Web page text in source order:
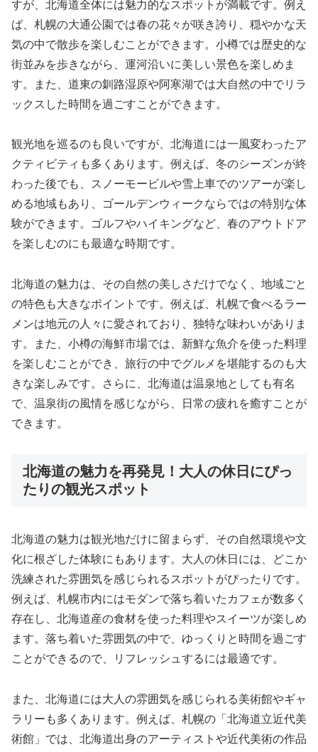
すが、北海道全体には魅力的なスポットが満載です。例え
ば、札幌の大通公園では春の花々が咲き誇り、穏やかな天
気の中で散歩を楽しむことができます。小樽では歴史的な
街並みを歩きながら、運河沿いに美しい景色を楽しめま
す。また、道東の釧路湿原や阿寒湖では大自然の中でリラ
ックスした時間を過ごすことができます。
観光地を巡るのも良いですが、北海道には一風変わったア
クティビティも多くあります。例えば、冬のシーズンが終
わった後でも、スノーモービルや雪上車でのツアーが楽し
める地域もあり、ゴールデンウィークならではの特別な体
験ができます。ゴルフやハイキングなど、春のアウトドア
を楽しむのにも最適な時期です。
北海道の魅力は、その自然の美しさだけでなく、地域ごと
の特色も大きなポイントです。例えば、札幌で食べるラー
メンは地元の人々に愛されており、独特な味わいがありま
す。また、小樽の海鮮市場では、新鮮な魚介を使った料理
を楽しむことができ、旅行の中でグルメを堪能するのも大
きな楽しみです。さらに、北海道は温泉地としても有名
で、温泉街の風情を感じながら、日常の疲れを癒すことが
できます。
北海道の魅力を再発見！大人の休日にぴっ
たりの観光スポット
北海道の魅力は観光地だけに留まらず、その自然環境や文
化に根ざした体験にもあります。大人の休日には、どこか
洗練された雰囲気を感じられるスポットがぴったりです。
例えば、札幌市内にはモダンで落ち着いたカフェが数多く
存在し、北海道産の食材を使った料理やスイーツが楽しめ
ます。落ち着いた雰囲気の中で、ゆっくりと時間を過ごす
ことができるので、リフレッシュするには最適です。
また、北海道には大人の雰囲気を感じられる美術館やギャ
ラリーも多くあります。例えば、札幌の「北海道立近代美
術館」では、北海道出身のアーティストや近代美術の作品